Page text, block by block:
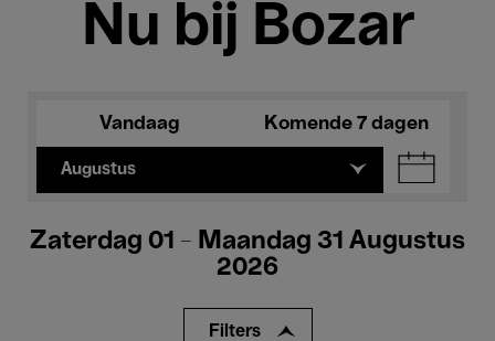
Nu bij Bozar
Vandaag Komende 7 dagen
Augustus
Zaterdag 01 - Maandag 31 Augustus
2026
Filters